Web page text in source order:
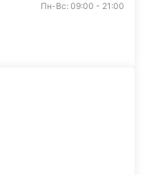
Пн-Вс: 09:00 - 21:00